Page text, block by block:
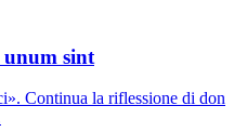
sint
Continua la riflessione di don